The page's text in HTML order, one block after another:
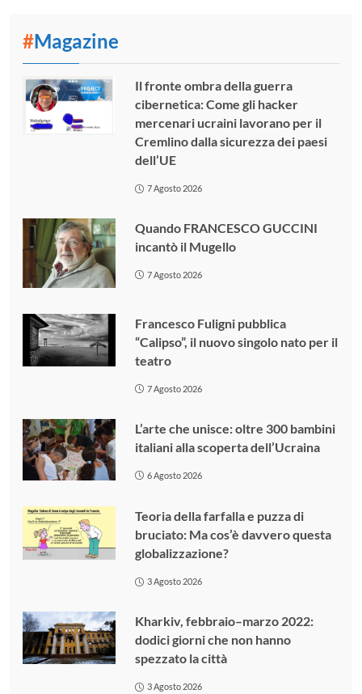
#Magazine
Il fronte ombra della guerra
cibernetica: Come gli hacker
mercenari ucraini lavorano per il
Cremlino dalla sicurezza dei paesi
dell’UE
7 Agosto 2026
Quando FRANCESCO GUCCINI
incantò il Mugello
7 Agosto 2026
Francesco Fuligni pubblica
“Calipso”, il nuovo singolo nato per il
teatro
7 Agosto 2026
L’arte che unisce: oltre 300 bambini
italiani alla scoperta dell’Ucraina
6 Agosto 2026
Teoria della farfalla e puzza di
bruciato: Ma cos’è davvero questa
globalizzazione?
3 Agosto 2026
Kharkiv, febbraio–marzo 2022:
dodici giorni che non hanno
spezzato la città
3 Agosto 2026